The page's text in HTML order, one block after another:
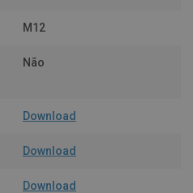
M12
Não
Download
Download
Download